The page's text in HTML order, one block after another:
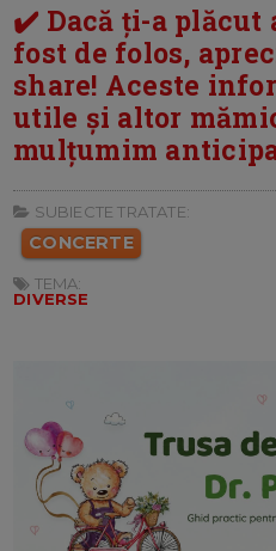
✔️ Dacă ți-a plăcut
fost de folos,
share! Aceste
utile și altor
mulțumim
SUBIECTE TRATATE:
CONCERTE
TEMA:
DIVERSE